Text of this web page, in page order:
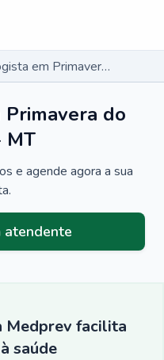
Proctologista em Primavera do Leste - MT
do
MT
e agende agora a sua
atendente
Medprev facilita
saúde